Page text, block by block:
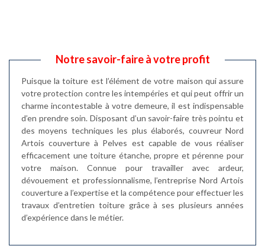
Notre savoir-faire à votre profit
Puisque la toiture est l’élément de votre maison qui assure
votre protection contre les intempéries et qui peut offrir un
charme incontestable à votre demeure, il est indispensable
d’en prendre soin. Disposant d’un savoir-faire très pointu et
des moyens techniques les plus élaborés, couvreur Nord
Artois couverture à Pelves est capable de vous réaliser
efficacement une toiture étanche, propre et pérenne pour
votre maison. Connue pour travailler avec ardeur,
dévouement et professionnalisme, l’entreprise Nord Artois
couverture a l’expertise et la compétence pour effectuer les
travaux d’entretien toiture grâce à ses plusieurs années
d’expérience dans le métier.